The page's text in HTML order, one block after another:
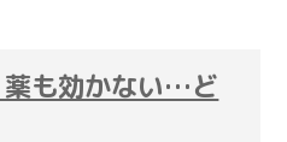
薬も効かない…ど